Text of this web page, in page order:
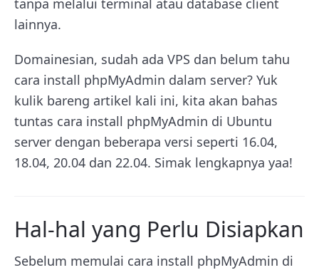
lainnya.
Domainesian, sudah ada VPS dan belum tahu
cara install phpMyAdmin dalam server? Yuk
kulik bareng artikel kali ini, kita akan bahas
tuntas cara install phpMyAdmin di Ubuntu
server dengan beberapa versi seperti 16.04,
18.04, 20.04 dan 22.04. Simak lengkapnya yaa!
Hal-hal yang Perlu Disiapkan
Sebelum memulai cara install phpMyAdmin di